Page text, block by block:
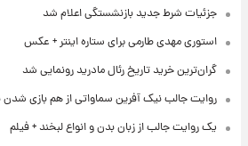
جزئیات شرط جدید بازنشستگی اعلام شد
استوری مهدی طارمی برای ستاره اینتر + عکس
گران‌ترین خرید تاریخ رئال مادرید رونمایی شد
روایت جالب نیک آفرین سماواتی از هم بازی شدن
یک روایت جالب از زبان بدن و انواع لبخند + فیلم